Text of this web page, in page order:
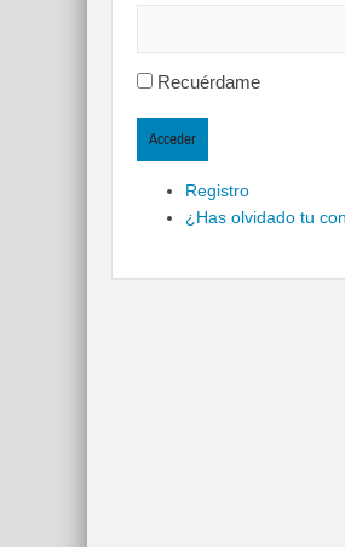
Recuérdame
Acceder
Registro
¿Has olvidado tu